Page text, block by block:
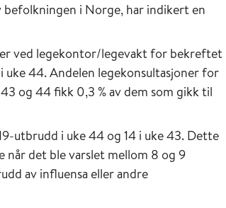
i Norge, har indikert en
ved legekontor/legevakt for bekreftet
uke 44. Andelen legekonsultasjoner for
og 44 fikk 0,3 % av dem som gikk til
utbrudd i uke 44 og 14 i uke 43. Dette
når det ble varslet mellom 8 og 9
av influensa eller andre